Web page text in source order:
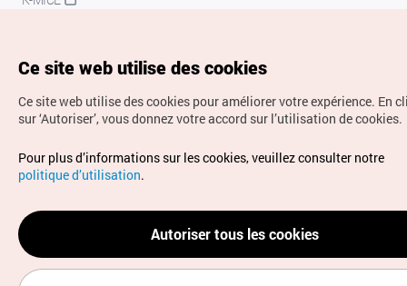
Droits d’auteur (c) Office National du Tourisme en Corée.
Tous droits réservés.
Pour les rapports d'erreurs et demandes de renseignements,
adressez vos demandes à
info.ontc@gmail.com
Ce site web utilise des cookies
Ce site web utilise des cookies pour améliorer votre expérience. En
sur ‘Autoriser’, vous donnez votre accord sur l’utilisation de cookies.
Pour plus d’informations sur les cookies, veuillez consulter notre
politique d’utilisation.
Autoriser tous les cookies